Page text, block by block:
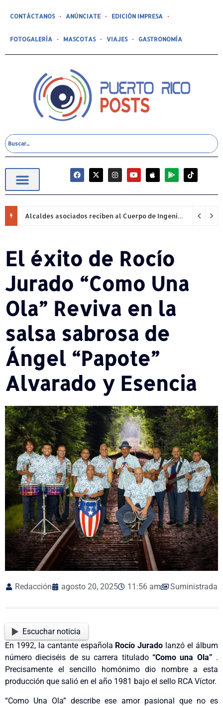
CONTÁCTANOS ANÚNCIATE EDICIÓN IMPRESA
FOTOGALERÍA MASCOTAS VIAJES GASTRONOMÍA
Alcaldes asociados reciben al Cuerpo de Ingenieros (USACE) para proyectos pendientes.
El éxito de Rocío
Jurado “Como Una
Ola” Reviva en la
salsa sabrosa de
Ángel “Papote”
Alvarado y Esencia
Redacción agosto 20, 2025 11:56 am Suministrada
Escuchar noticia
En 1992, la cantante española Rocío Jurado lanzó el álbum
número dieciséis de su carrera titulado “Como una Ola” .
Precisamente el sencillo homónimo dio nombre a esta
producción que salió en el año 1981 bajo el sello RCA Víctor.
“Como Una Ola” describe ese amor pasional que no es